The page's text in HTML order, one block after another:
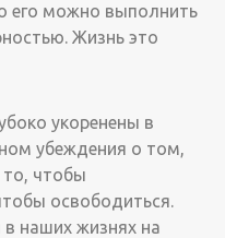
его можно выполнить
Жизнь это
укоренены в
убеждения о том,
чтобы
освободиться.
наших жизнях на